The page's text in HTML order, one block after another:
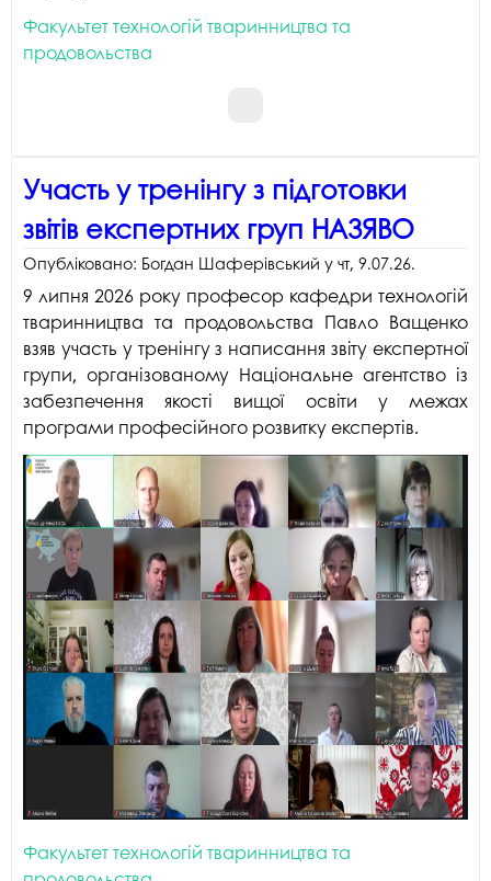
Факультет технологій тваринництва та
продовольства
Участь у тренінгу з підготовки
звітів експертних груп НАЗЯВО
Опубліковано: Богдан Шаферівський у чт, 9.07.26.
9 липня 2026 року професор кафедри технологій
тваринництва та продовольства Павло Ващенко
взяв участь у тренінгу з написання звіту експертної
групи, організованому Національне агентство із
забезпечення якості вищої освіти у межах
програми професійного розвитку експертів.
Факультет технологій тваринництва та